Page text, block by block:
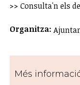
>> Consulta'n els
Organitza:
Més